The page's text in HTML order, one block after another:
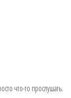
что-то прослушать.